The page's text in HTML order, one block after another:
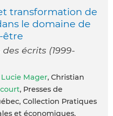
transformation de
le domaine de
être
écrits (1999-
Lucie Mager, Christian
, Presses de
Collection Pratiques
et économiques,